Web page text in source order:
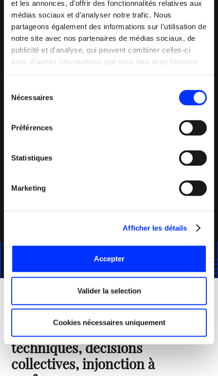
et les annonces, d'offrir des fonctionnalités relatives aux
médias sociaux et d'analyser notre trafic. Nous
partageons également des informations sur l'utilisation de
notre site avec nos partenaires de médias sociaux, de
publicité et d'analyse, qui peuvent combiner celles-ci
avec d'autres informations que vous leur avez fournies
Nécessaires
Préférences
Statistiques
Marketing
Afficher les détails
Accepter
Valider la selection
Cookies nécessaires uniquement
Dans le B2B, la complexité dilue
les messages. Offres
techniques, décisions
collectives, injonction à